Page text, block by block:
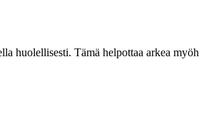
huolellisesti. Tämä helpottaa arkea